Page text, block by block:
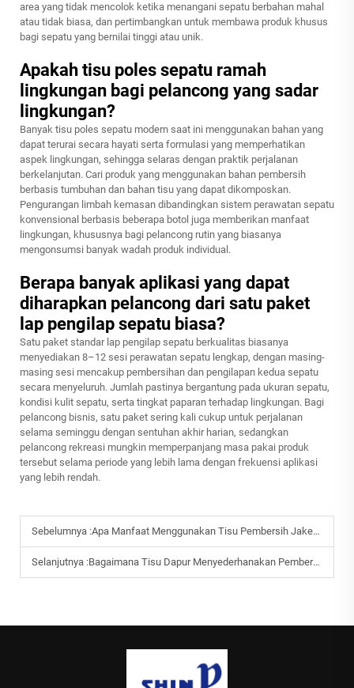
area yang tidak mencolok ketika menangani sepatu berbahan mahal
atau tidak biasa, dan pertimbangkan untuk membawa produk khusus
bagi sepatu yang bernilai tinggi atau unik.
Apakah tisu poles sepatu ramah
lingkungan bagi pelancong yang sadar
lingkungan?
Banyak tisu poles sepatu modern saat ini menggunakan bahan yang
dapat terurai secara hayati serta formulasi yang memperhatikan
aspek lingkungan, sehingga selaras dengan praktik perjalanan
berkelanjutan. Cari produk yang menggunakan bahan pembersih
berbasis tumbuhan dan bahan tisu yang dapat dikomposkan.
Pengurangan limbah kemasan dibandingkan sistem perawatan sepatu
konvensional berbasis beberapa botol juga memberikan manfaat
lingkungan, khususnya bagi pelancong rutin yang biasanya
mengonsumsi banyak wadah produk individual.
Berapa banyak aplikasi yang dapat
diharapkan pelancong dari satu paket
lap pengilap sepatu biasa?
Satu paket standar lap pengilap sepatu berkualitas biasanya
menyediakan 8–12 sesi perawatan sepatu lengkap, dengan masing-
masing sesi mencakup pembersihan dan pengilapan kedua sepatu
secara menyeluruh. Jumlah pastinya bergantung pada ukuran sepatu,
kondisi kulit sepatu, serta tingkat paparan terhadap lingkungan. Bagi
pelancong bisnis, satu paket sering kali cukup untuk perjalanan
selama seminggu dengan sentuhan akhir harian, sedangkan
pelancong rekreasi mungkin memperpanjang masa pakai produk
tersebut selama periode yang lebih lama dengan frekuensi aplikasi
yang lebih rendah.
Sebelumnya :Apa Manfaat Menggunakan Tisu Pembersih Jaket Bulu Angsa untuk Perlengkapan Musim Dingin?
Selanjutnya :Bagaimana Tisu Dapur Menyederhanakan Pembersihan Minyak dan Kotoran?